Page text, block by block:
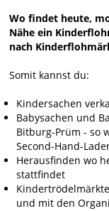
Wo findet heute,
Nähe ein
nach
Somit kannst du:
Kindersachen
Babysachen und
Bitburg-Prüm - so
Second-Hand-
Herausfinden wo
stattfindet
und mit den